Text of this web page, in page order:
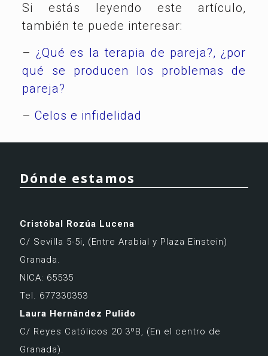
Si estás leyendo este artículo,
también te puede interesar:
–¿Qué es la terapia de pareja?, ¿por
qué se producen los problemas de
pareja?
– Celos e infidelidad
Dónde estamos
Cristóbal Rozúa Lucena
C/ Sevilla 5-5i, (Entre Arabial y Plaza Einstein)
Granada.
NICA: 65535
Tel. 677330353
Laura Hernández Pulido
C/ Reyes Católicos 20 3ºB, (En el centro de
Granada).